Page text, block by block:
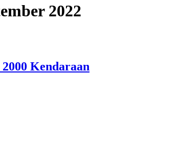
2022
Kendaraan